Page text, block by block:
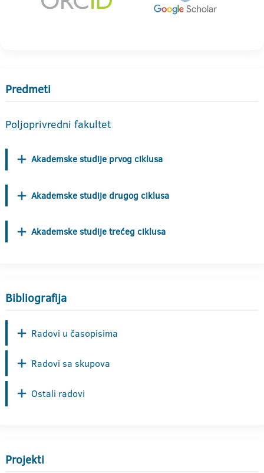
Predmeti
Poljoprivredni fakultet
Akademske studije prvog ciklusa
Akademske studije drugog ciklusa
Akademske studije trećeg ciklusa
Bibliografija
Radovi u časopisima
Radovi sa skupova
Ostali radovi
Projekti